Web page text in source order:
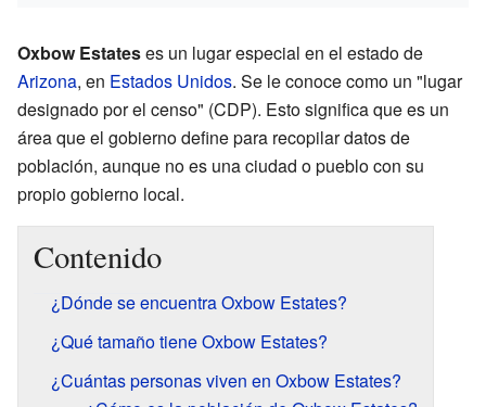
Oxbow Estateses un lugar especial en el estado de
Arizona, en Estados Unidos. Se le conoce como un "lugar
designado por el censo" (CDP). Esto significa que es un
área que el gobierno define para recopilar datos de
población, aunque no es una ciudad o pueblo con su
propio gobierno local.
Contenido
¿Dónde se encuentra Oxbow Estates?
¿Qué tamaño tiene Oxbow Estates?
¿Cuántas personas viven en Oxbow Estates?